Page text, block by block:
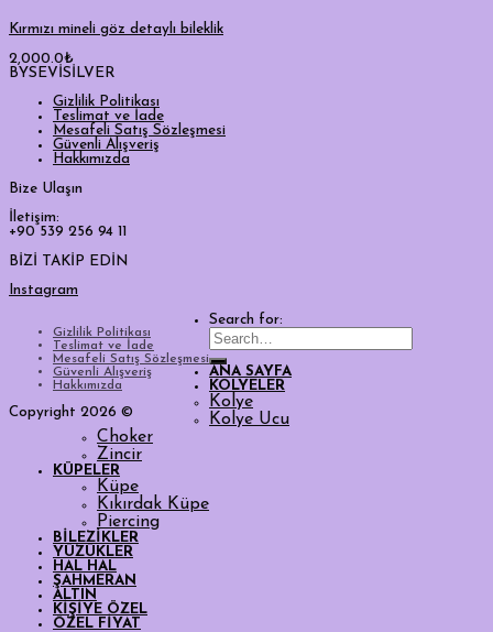
Kırmızı mineli göz detaylı bileklik
2,000.0₺
BYSEVİSİLVER
Gizlilik Politikası
Teslimat ve İade
Mesafeli Satış Sözleşmesi
Güvenli Alışveriş
Hakkımızda
Bize Ulaşın
İletişim:
+90 539 256 94 11
BİZİ TAKİP EDİN
Instagram
Gizlilik Politikası
Teslimat ve İade
Mesafeli Satış Sözleşmesi
Güvenli Alışveriş
Hakkımızda
Copyright 2026 ©
Search for:
ANA SAYFA
KOLYELER
Kolye
Kolye Ucu
Choker
Zincir
KÜPELER
Küpe
Kıkırdak Küpe
Piercing
BİLEZİKLER
YÜZÜKLER
HAL HAL
ŞAHMERAN
ALTIN
KİŞİYE ÖZEL
ÖZEL FİYAT